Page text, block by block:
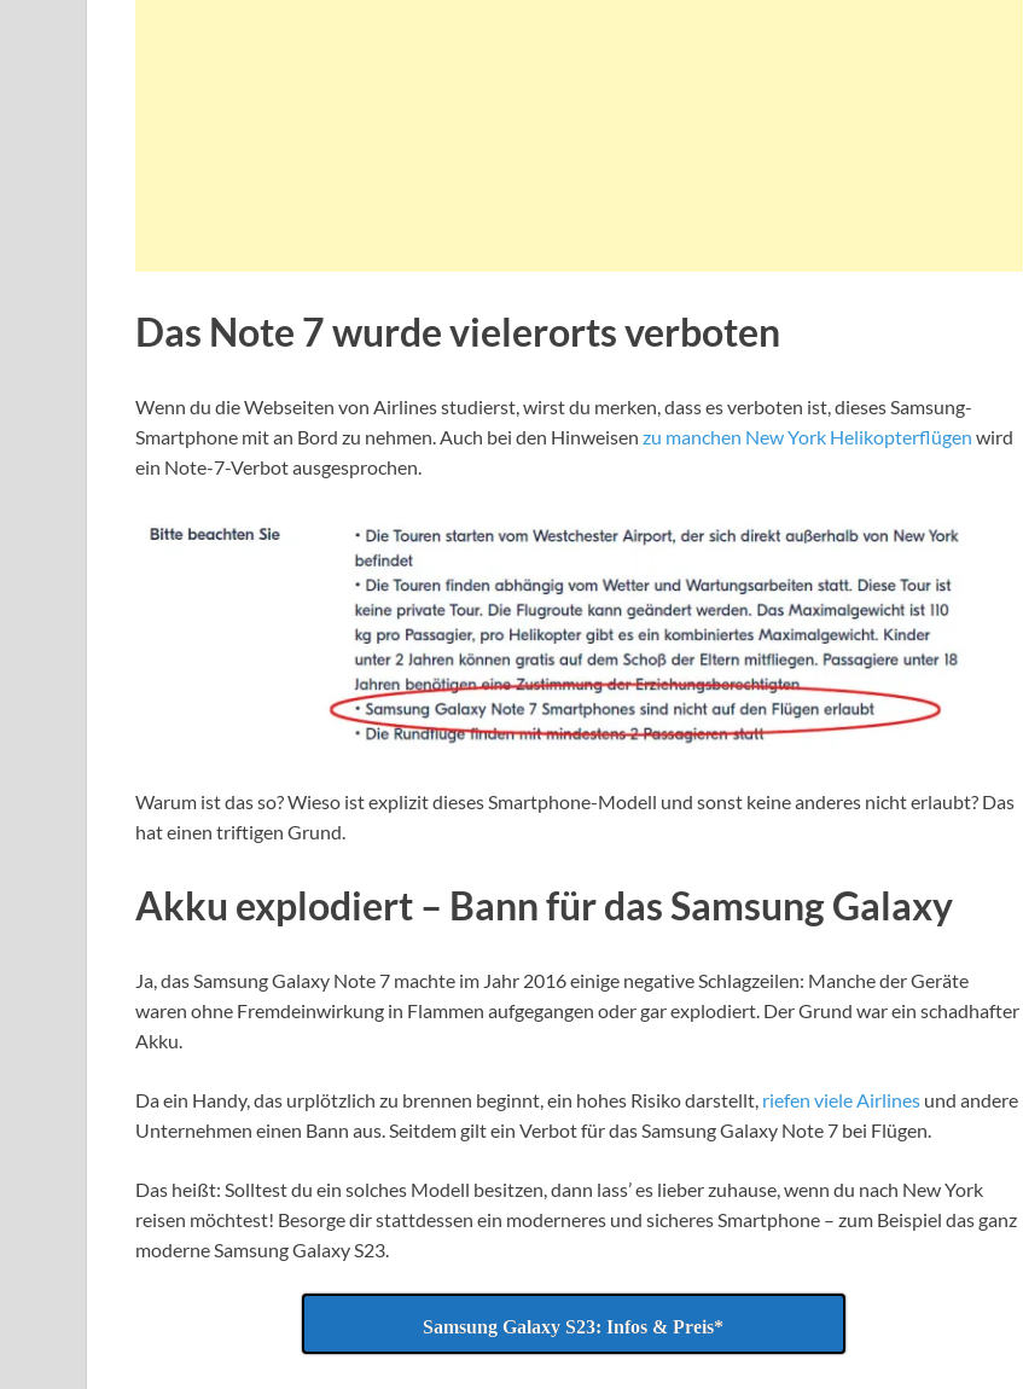
Das Note 7 wurde vielerorts verboten
Wenn du die Webseiten von Airlines studierst, wirst du merken, dass es verboten ist, dieses Samsung-
Smartphone mit an Bord zu nehmen. Auch bei den Hinweisen zu manchen New York Helikopterflügen wird
ein Note-7-Verbot ausgesprochen.
Warum ist das so? Wieso ist explizit dieses Smartphone-Modell und sonst keine anderes nicht erlaubt? Das
hat einen triftigen Grund.
Akku explodiert – Bann für das Samsung Galaxy
Ja, das Samsung Galaxy Note 7 machte im Jahr 2016 einige negative Schlagzeilen: Manche der Geräte
waren ohne Fremdeinwirkung in Flammen aufgegangen oder gar explodiert. Der Grund war ein schadhafter
Akku.
Da ein Handy, das urplötzlich zu brennen beginnt, ein hohes Risiko darstellt, riefen viele Airlines und andere
Unternehmen einen Bann aus. Seitdem gilt ein Verbot für das Samsung Galaxy Note 7 bei Flügen.
Das heißt: Solltest du ein solches Modell besitzen, dann lass’ es lieber zuhause, wenn du nach New York
reisen möchtest! Besorge dir stattdessen ein moderneres und sicheres Smartphone – zum Beispiel das ganz
moderne Samsung Galaxy S23.
Samsung Galaxy S23: Infos & Preis*